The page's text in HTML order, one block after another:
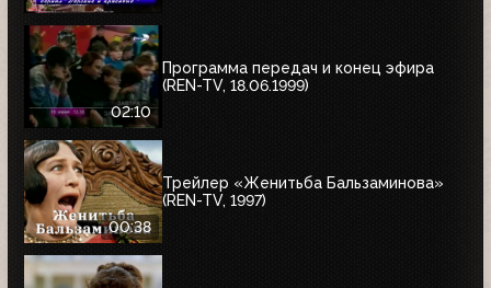
02:10
Программа передач и конец эфира
(REN-TV, 18.06.1999)
00:38
Трейлер «Женитьба Бальзаминова»
(REN-TV, 1997)